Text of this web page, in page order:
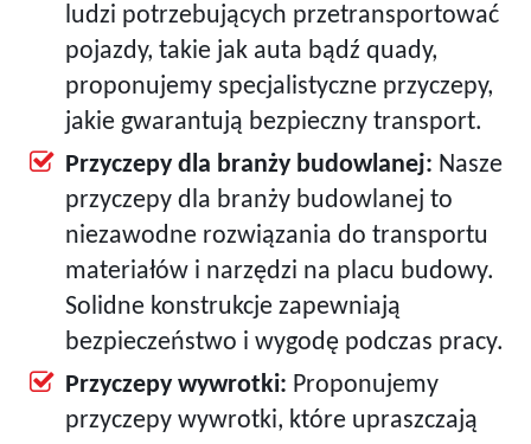
ludzi potrzebujących przetransportować
pojazdy, takie jak auta bądź quady,
proponujemy specjalistyczne przyczepy,
jakie gwarantują bezpieczny transport.
Przyczepy dla branży budowlanej: Nasze
przyczepy dla branży budowlanej to
niezawodne rozwiązania do transportu
materiałów i narzędzi na placu budowy.
Solidne konstrukcje zapewniają
bezpieczeństwo i wygodę podczas pracy.
Przyczepy wywrotki: Proponujemy
przyczepy wywrotki, które upraszczają